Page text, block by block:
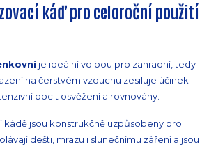
káď pro celoroční použití
je ideální volbou pro zahradní, tedy
na čerstvém vzduchu zesiluje účinek
pocit osvěžení a rovnováhy.
kádě jsou konstrukčně uzpůsobeny pro
dešti, mrazu i slunečnímu záření a jsou